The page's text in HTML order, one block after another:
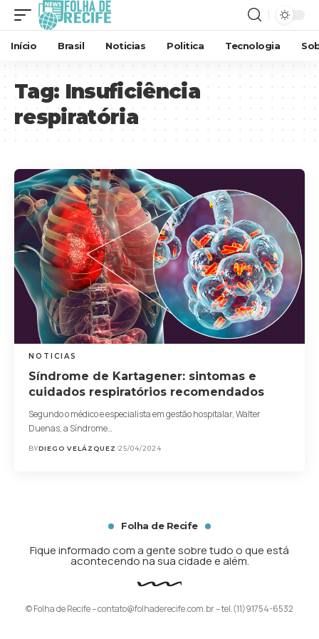
Início Brasil Noticias Politica Tecnologia
Tag: Insuficiência
respiratória
NOTICIAS
Síndrome de Kartagener: sintomas e
cuidados respiratórios recomendados
Segundo o médico e especialista em gestão hospitalar, Walter
Duenas, a Síndrome…
BYDIEGO VELÁZQUEZ 25/04/2024
Folha de Recife
Fique informado com a gente sobre tudo o que está
acontecendo na sua cidade e além.
© Folha de Recife –contato@folhaderecife.com.br– tel.(11)91754-6532